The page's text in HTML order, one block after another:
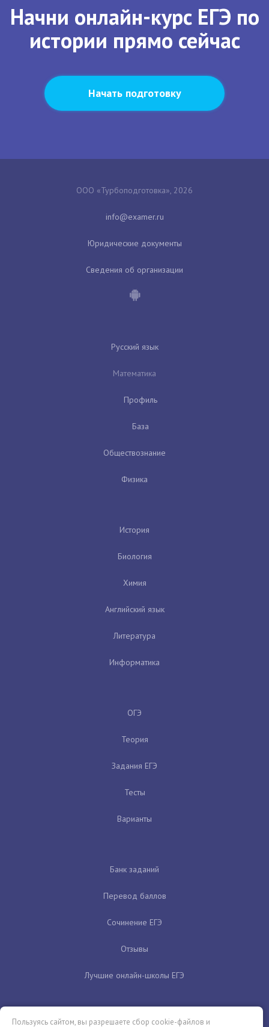
Начни онлайн-курс ЕГЭ по
истории прямо сейчас
Начать подготовку
ООО «Турбоподготовка», 2026
Юридические документы
Сведения об организации
Русский язык
Математика
Профиль
База
Обществознание
Физика
История
Биология
Химия
Английский язык
Литература
Информатика
ОГЭ
Теория
Задания ЕГЭ
Тесты
Варианты
Банк заданий
Перевод баллов
Сочинение ЕГЭ
Отзывы
Лучшие онлайн-школы ЕГЭ
Пользуясь сайтом, вы разрешаете сбор cookie-файлов и